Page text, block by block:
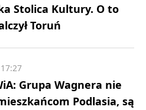
Stolica Kultury. O to
Toruń
Grupa Wagnera nie
Podlasia, są